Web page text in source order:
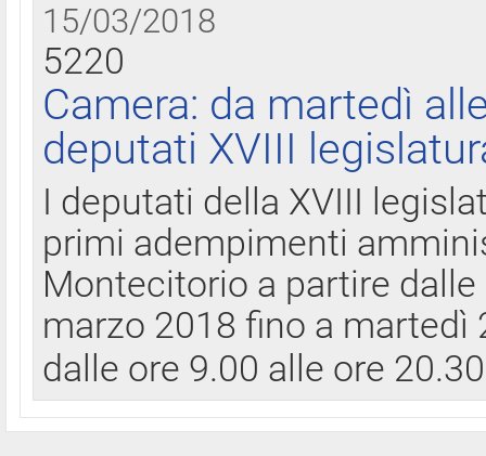
15/03/2018
5220
Camera: da martedì
deputati XVIII
I deputati della XVIII
primi adempimenti
Montecitorio a partire
marzo 2018 fino a
dalle ore 9.00 alle ore